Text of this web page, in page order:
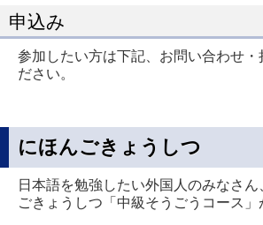
申込み
参加したい方は下記、お問い合わせ・
ださい。
にほんごきょうしつ
日本語を勉強したい外国人のみなさ
ごきょうしつ「中級そうごうコース」